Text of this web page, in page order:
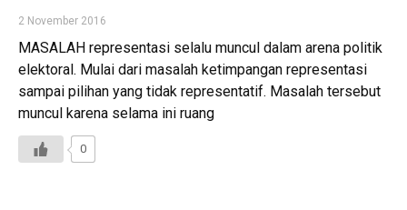
2 November 2016
MASALAH representasi selalu muncul dalam arena politik
elektoral. Mulai dari masalah ketimpangan representasi
sampai pilihan yang tidak representatif. Masalah tersebut
muncul karena selama ini ruang
0